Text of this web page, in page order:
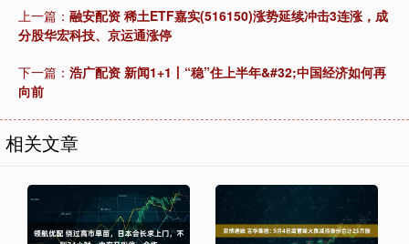
上一篇： 融安配资 稀土ETF嘉实(516150)涨势延续冲击3连涨，成
分股华宏科技、京运通涨停
下一篇： 浩广配资 新闻1+1丨“稳”住上半年&#32;中国经济如何再
向前
相关文章